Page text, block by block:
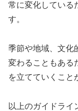
常に変化している
す。
季節や地域、文化
変わることもある
を立てていくこと
以上のガイドライ